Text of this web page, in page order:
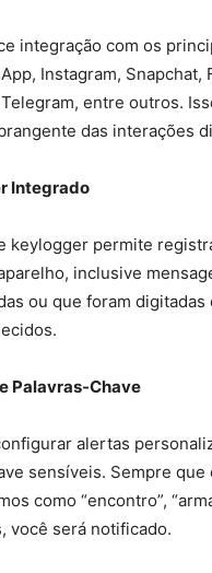
integração com os
Instagram, Snapchat,
entre outros.
das interações
Integrado
keylogger permite
inclusive
ou que foram digitadas
Palavras-Chave
alertas
sensíveis. Sempre que
como “encontro”,
você será notificado.